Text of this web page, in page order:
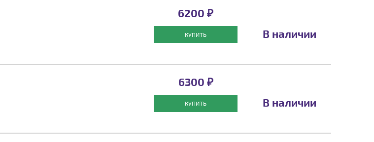
6200 ₽
КУПИТЬ В наличии
6300 ₽
КУПИТЬ В наличии